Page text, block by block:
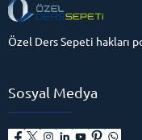
Özel Ders Sepeti hakları
Sosyal Medya